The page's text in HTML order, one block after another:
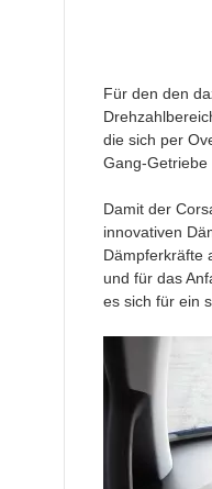
Für den den
die sich per
Gang-Getriebe
Damit der
innovativen
Dämpferkräfte
und für das
es sich für ein